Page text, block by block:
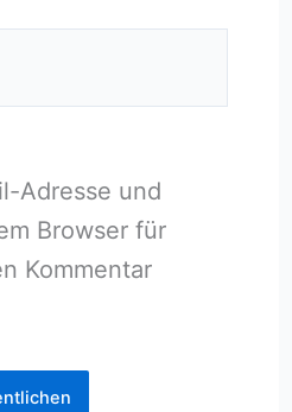
Adresse und
Browser für
Kommentar